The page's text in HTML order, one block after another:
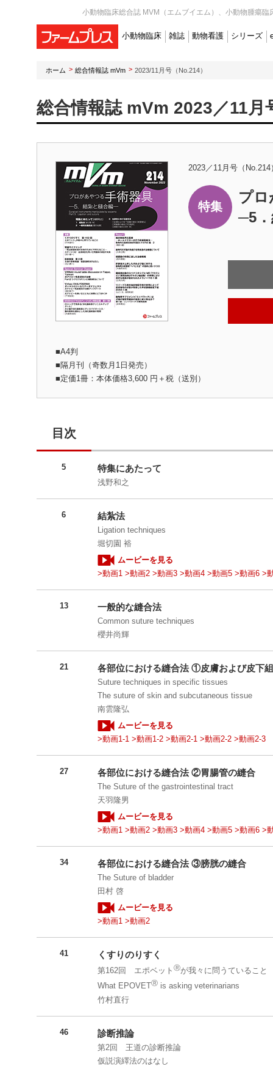
小動物臨床総合誌 MVM（エムブイエム）、小動物腫瘍
小動物臨床 雑誌 動物看護 シリーズ
ホーム 総合情報誌 mVm 2023/11月号（No.214）
総合情報誌 mVm 2023／11月
2023／11月号（No.214
特集
プロ
─5
■A4判
■隔月刊（奇数月1日発売）
■定価1冊：本体価格3,600 円＋税（送別）
目次
5 特集にあたって
浅野和之
6 結紮法
Ligation techniques
堀切園 裕
ムービーを見る
>動画1 >動画2 >動画3 >動画4 >動画5 >動画6 >
13 一般的な縫合法
Common suture techniques
櫻井尚輝
21 各部位における縫合法 ①皮膚および皮下
Suture techniques in specific tissues
The suture of skin and subcutaneous tissue
南雲隆弘
ムービーを見る
>動画1-1 >動画1-2 >動画2-1 >動画2-2 >動画2-3
27 各部位における縫合法 ②胃腸管の縫合
The Suture of the gastrointestinal tract
天羽隆男
ムービーを見る
>動画1 >動画2 >動画3 >動画4 >動画5 >動画6 >
34 各部位における縫合法 ③膀胱の縫合
The Suture of bladder
田村 啓
ムービーを見る
>動画1 >動画2
41 くすりのりすく
第162回 エポベット Ⓡが我々に問うていること
What EPOVETⓇ is asking veterinarians
竹村直行
46 診断推論
第2回 王道の診断推論
仮説演繹法のはなし